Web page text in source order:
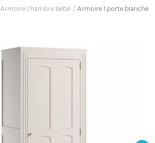
Armoire chambre bébé Armoire 1 porte blanche